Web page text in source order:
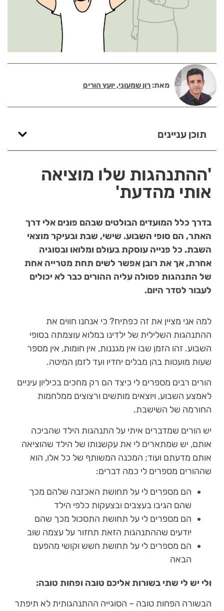
מאת:רון שמעוני, יועץ הורים
תוכן עניינים
'ההתנהגות שלו מוציאה
אותי מהדעת'
בדרך כלל המועדים הבולטים שבהם פונים אלי דרך
האתר, הם סופי השבוע. שישי, שבת ובעיקר מוצאי
השבת. כל פנייה עוסקת בעולם ומלואו ובסוגיה
אחרת, אך את רובן אפשר לשים תחת מטרייה אחת
של התנהגות פסולה עליה ההורים כבר לא יכולים
לעבור לסדר היום.
למה אני מציין את זה כפתיח? כי אנחנו חווים את
ההתנהגות השלילית של ילדינו במלוא עוצמתה בסופי
השבוע. זהו הזמן שבו אין מגננות, אין חומות, אין מספר
שעות מועטות בהן מבלים יחדיו ועד לזמן המיטה.
הורים רבים מספרים לי כיצד הם רק מחכים בכיליון עיניים
לאמצע השבוע, ויוצאים מותשים ורצוצים ממלחמות
החורמה של השישבת.
יש הורים שמדברים איתי על התנהגות הילד שהביכה
אותם, יש שמתארים לי את עקשנותו של הילד שהוציאה
אותם מדעתם ועוד; המכנה המשותף של כל אלו, הוא
שההורים מספרים לי כמה דברים:
הם מספרים לי על תחושת האכזבה שלהם מכך
שהם הגיבו בעצבים ובצעקות כלפי הילד
הם מספרים לי על תחושת התסכול מכך שהם
יודעים שההתנהגות הזאת תחזור על עצמה שוב
הם מספרים לי על תחושת חשש וקושי מהפעם
הבאה
ולי יש לי שתי בשורות אליכם טובה ופחות טובה:
הבשורה הפחות טובה – הסוגייה ההתנהגותית לא תיפתר